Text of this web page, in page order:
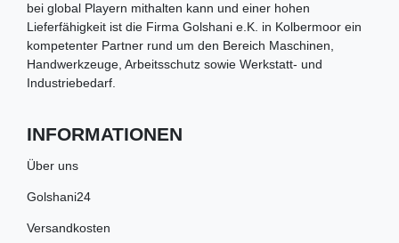
bei global Playern mithalten kann und einer hohen
Lieferfähigkeit ist die Firma Golshani e.K. in Kolbermoor ein
kompetenter Partner rund um den Bereich Maschinen,
Handwerkzeuge, Arbeitsschutz sowie Werkstatt- und
Industriebedarf.
INFORMATIONEN
Über uns
Golshani24
Versandkosten